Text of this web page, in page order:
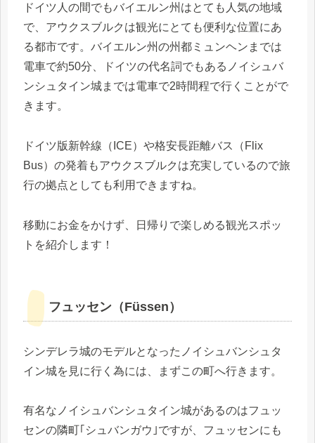
ドイツ人の間でもバイエルン州はとても人気の地域
で、アウクスブルクは観光にとても便利な位置にあ
る都市です。バイエルン州の州都ミュンヘンまでは
電車で約50分、ドイツの代名詞でもあるノイシュバ
ンシュタイン城までは電車で2時間程で行くことがで
きます。
ドイツ版新幹線（ICE）や格安長距離バス（Flix
Bus）の発着もアウクスブルクは充実しているので旅
行の拠点としても利用できますね。
移動にお金をかけず、日帰りで楽しめる観光スポッ
トを紹介します！
フュッセン（Füssen）
シンデレラ城のモデルとなったノイシュバンシュタ
イン城を見に行く為には、まずこの町へ行きます。
有名なノイシュバンシュタイン城があるのはフュッ
センの隣町｢シュバンガウ｣ですが、フュッセンにも